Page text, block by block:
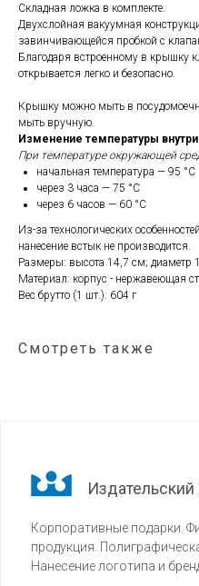
Складная ложка в комплекте.
Двухслойная вакуумная
завинчивающейся пробкой с
Благодаря встроенному в крышку
открывается легко и безопасно.
Крышку можно мыть в
мыть вручную.
Изменение температуры
При температуре окружающей
начальная температура — 95 °С
через 3 часа — 75 °С
через 6 часов — 60 °С
Из-за технологических
нанесение встык не производится.
Размеры: высота 14,7 см; диаметр
Материал: корпус - нержавеющая
Вес брутто (1 шт.): 604 г
Смотреть также
Корпоративные подарки.
продукция.
Нанесение логотипа и